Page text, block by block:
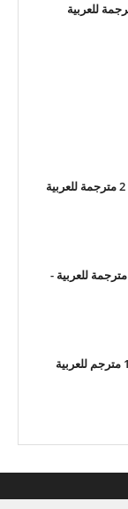
برنامج سفنتين في الغابة حلقة 1 مترجمة للعربية -